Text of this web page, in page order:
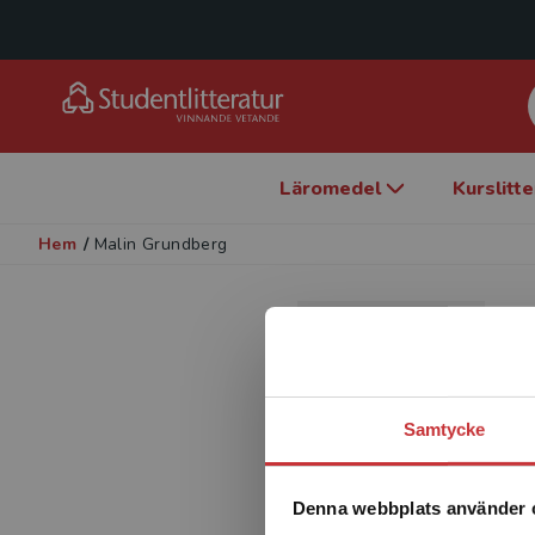
Samtycke
Denna webbplats använder
Läromedel
Hem / Malin Grundberg